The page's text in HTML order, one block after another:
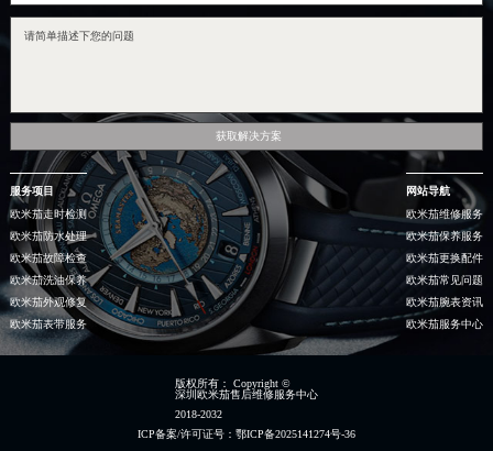
获取解决方案
服务项目
欧米茄走时检测
欧米茄防水处理
欧米茄故障检查
欧米茄洗油保养
欧米茄外观修复
欧米茄表带服务
网站导航
欧米茄维修服务
欧米茄保养服务
欧米茄更换配件
欧米茄常见问题
欧米茄腕表资讯
欧米茄服务中心
版权所有：
Copyright ©
深圳欧米茄售后维修服务中心
2018-2032
ICP备案/许可证号：鄂ICP备2025141274号-36